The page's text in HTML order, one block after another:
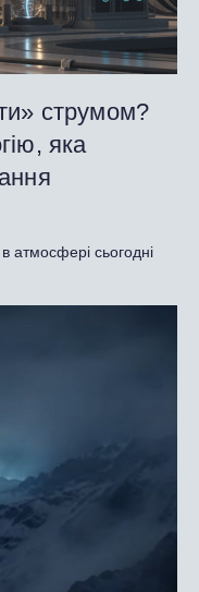
струмом?
яка
атмосфері сьогодні